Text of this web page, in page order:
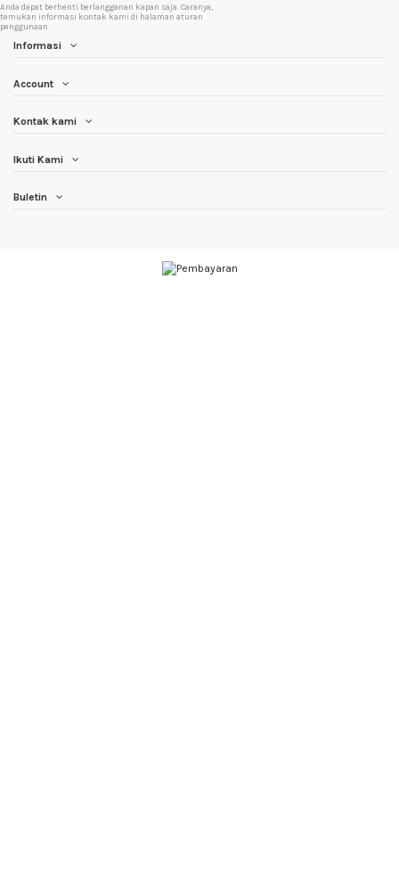
Anda dapat berhenti berlangganan kapan saja. Caranya,
temukan informasi kontak kami di halaman aturan
penggunaan.
Informasi
Account
Kontak kami
Ikuti Kami
Buletin